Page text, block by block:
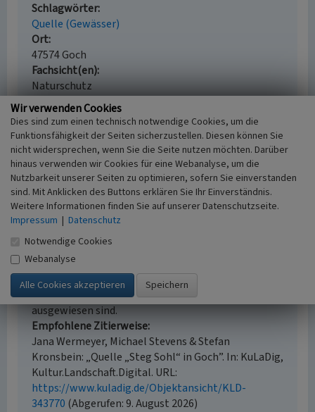
Schlagwörter
Quelle (Gewässer)
Ort
47574 Goch
Fachsicht(en)
Naturschutz
Erfassungsmaßstab
i.d.R. 1:5.000 (größer als 1:20.000)
Erfassungsmethode
Literaturauswertung
Empfohlene Zitierweise
Der hier präsentierte Inhalt steht unter der freien
Lizenz CC BY 4.0 (Namensnennung). Die angezeigten
Medien unterliegen möglicherweise zusätzlichen
urheberrechtlichen Bedingungen, die an diesen
ausgewiesen sind.
Empfohlene Zitierweise
Jana Wermeyer, Michael Stevens & Stefan
Kronsbein: „Quelle „Steg Sohl“ in Goch”. In: KuLaDig,
Kultur.Landschaft.Digital. URL:
https://www.kuladig.de/Objektansicht/KLD-
343770 (Abgerufen: 9. August 2026)
Wir verwenden Cookies
Dies sind zum einen technisch notwendige Cookies, um die
Funktionsfähigkeit der Seiten sicherzustellen. Diesen können Sie
nicht widersprechen, wenn Sie die Seite nutzen möchten. Darüber
hinaus verwenden wir Cookies für eine Webanalyse, um die
Nutzbarkeit unserer Seiten zu optimieren, sofern Sie einverstanden
sind. Mit Anklicken des Buttons erklären Sie Ihr Einverständnis.
Weitere Informationen finden Sie auf unserer Datenschutzseite.
Impressum | Datenschutz
Notwendige Cookies
Webanalyse